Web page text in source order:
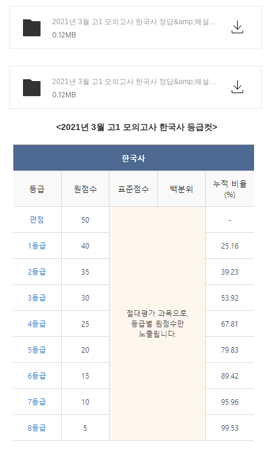
2021년 3월 고1 모의고사 한국사 정답&amp;해설.hwp
0.12MB
2021년 3월 고1 모의고사 한국사 정답&amp;해설.pdf
0.12MB
<2021년 3월 고1 모의고사 한국사 등급컷>